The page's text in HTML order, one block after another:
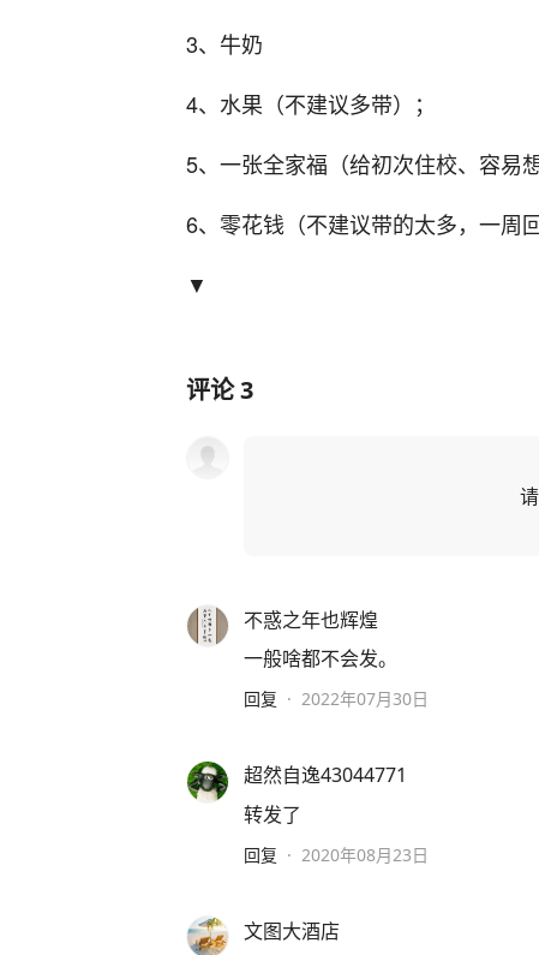
3、牛奶
4、水果（不建议多带）；
5、一张全家福（给初次住校、容易
6、零花钱（不建议带的太多，一周
▼
评论3
不惑之年也辉煌
一般啥都不会发。
回复 · 2022年07月30日
超然自逸43044771
转发了
回复 · 2020年08月23日
文图大酒店